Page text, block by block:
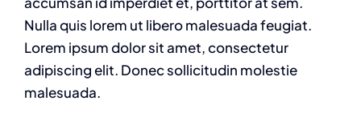
Nulla quis lorem ut libero malesuada feugiat.
Lorem ipsum dolor sit amet, consectetur
adipiscing elit. Donec sollicitudin molestie
malesuada.